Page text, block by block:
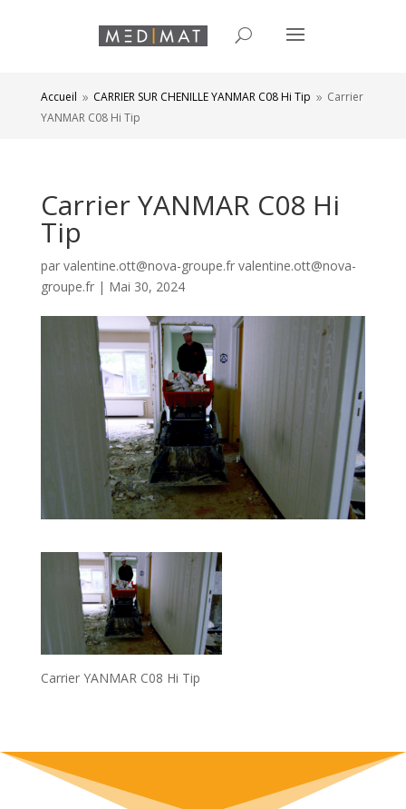
Accueil 9 CARRIER SUR CHENILLE YANMAR C08 Hi Tip 9 Carrier
YANMAR C08 Hi Tip
Carrier YANMAR C08 Hi
Tip
par valentine.ott@nova-groupe.fr valentine.ott@nova-
groupe.fr| Mai 30, 2024
Carrier YANMAR C08 Hi Tip